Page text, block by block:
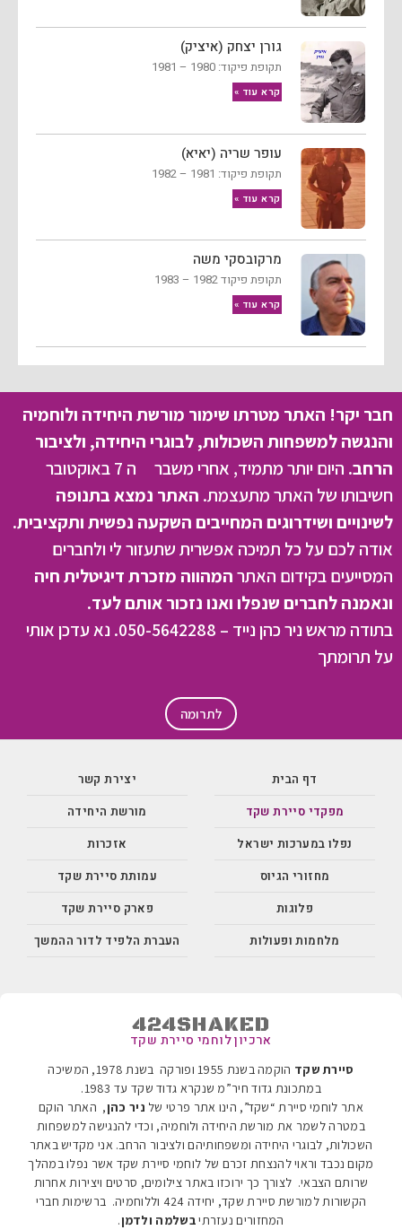
גורן יצחק (איציק)
תקופת פיקוד: 1980 – 1981
קרא עוד »
עופר שריה (יאיא)
תקופת פיקוד: 1981 – 1982
קרא עוד »
מרקובסקי משה
תקופת פיקוד 1982 – 1983
קרא עוד »
חבר יקר! האתר מטרתו שימור מורשת היחידה ולוחמיה
והנגשה למשפחות השכולות, לבוגרי היחידה, ולציבור
הרחב.
היום יותר מתמיד, אחרי משבר ה 7 באוקטובר
חשיבותו של האתר מתעצמת. האתר נמצא בתנופה
לשינויים ושידרוגים המחייבים השקעה נפשית ותקציבית.
אודה לכם על כל תמיכה אפשרית שתעזור לי ולחברים
המסייעים בקידום האתרהמהווה מזכרת דיגיטלית חיה
ונאמנה לחברים שנפלו ואנו נזכור אותם לעד.
בתודה מראש ניר כהן נייד – 050-5642288. נא עדכן אותי
על תרומתך
לתרומה
דף הבית
מפקדי סיירת שקד
נפלו במערכות ישראל
מחזורי הגיוס
פלוגות
מלחמות ופעולות
יצירת קשר
מורשת היחידה
אזכרות
עמותת סיירת שקד
פארק סיירת שקד
העברת הלפיד לדור ההמשך
424SHAKED
ארכיון לוחמי סיירת שקד
סיירת שקד
הוקמה בשנת 1955 ופורקה בשנת 1978, המשיכה
במתכונת גדוד חיר”מ שנקרא גדוד שקד עד 1983
.
אתר לוחמי סיירת “שקד”, הינו אתר פרטי של ניר כהן, האתר הוקם
במטרה לשמר את מורשת היחידה ולוחמיה, וכדי להנגישה למשפחות
השכולות, לבוגרי היחידה ומשפחותיהם ולציבור הרחב. אני מקדיש באתר
מקום נכבד וראוי להנצחת זכרם של לוחמי סיירת שקד אשר נפלו במהלך
שרותם הצבאי. לצורך כך ירוכזו באתר צילומים, סרטים ויצירות אחרות
הקשורות למורשת סיירת שקד, יחידה 424 וללוחמיה.
ברשימות חברי
המחזורים נעזרתיבשלמה ולדמן.